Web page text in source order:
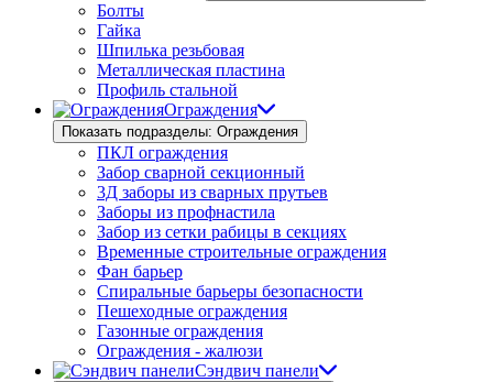
Болты
Гайка
Шпилька резьбовая
Металлическая пластина
Профиль стальной
Ограждения
Показать подразделы: Ограждения
ПКЛ ограждения
Забор сварной секционный
3Д заборы из сварных прутьев
Заборы из профнастила
Забор из сетки рабицы в секциях
Временные строительные ограждения
Фан барьер
Спиральные барьеры безопасности
Пешеходные ограждения
Газонные ограждения
Ограждения - жалюзи
Сэндвич панели